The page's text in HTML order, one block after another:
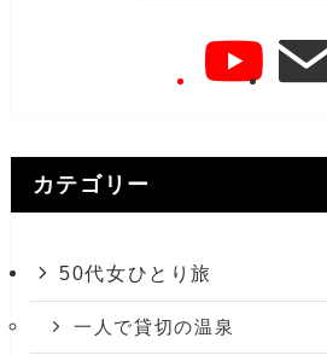
カテゴリー
50代女ひとり旅
一人で貸切の温泉